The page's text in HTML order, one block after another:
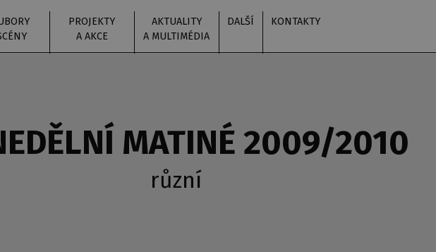
PROJEKTY
A AKCE
AKTUALITY
A MULTIMÉDIA
DALŠÍ KONTAKTY
MATINÉ 2009/2010
různí